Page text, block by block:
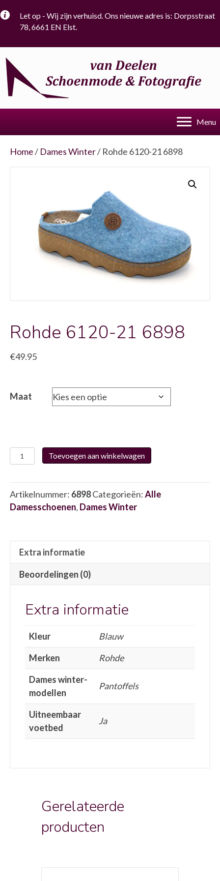
Let op - Wij zijn verhuisd. Ons nieuwe adres is: Dorpsstraat
78, 6661 EN Elst.
Menu
Home/ Dames Winter/ Rohde 6120-21 6898
Rohde 6120-21 6898
€49.95
Maat
Rohde
6120-
6898
aantal
Toevoegen aan winkelwagen
Artikelnummer: 6898Categorieën:Alle
Damesschoenen, Dames Winter
Extra informatie
Beoordelingen (0)
Extra informatie
Kleur
Blauw
Merken
Rohde
Dames winter-
modellen
Pantoffels
Uitneembaar
voetbed
Ja
Gerelateerde
producten